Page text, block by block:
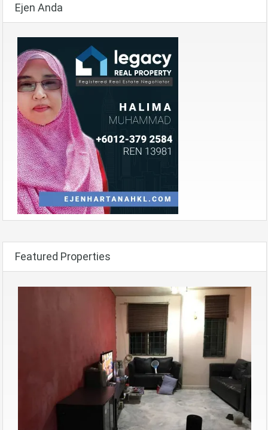
Ejen Anda
Featured Properties